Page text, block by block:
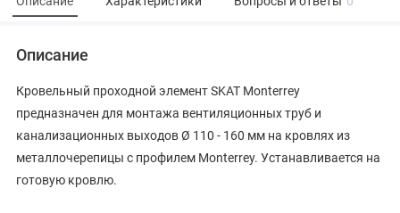
Описание
Кровельный проходной элемент SKAT Monterrey
предназначен для монтажа вентиляционных труб и
канализационных выходов Ø 110 - 160 мм на кровлях из
металлочерепицы с профилем Monterrey. Устанавливается на
готовую кровлю.